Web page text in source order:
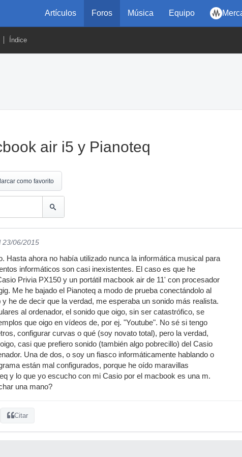
Artículos Foros Música Equipo
Índice
air i5 y Pianoteq
como favorito
23/06/2015
Hasta ahora no había utilizado nunca la informática musical para
informáticos son casi inexistentes. El caso es que he
Privia PX150 y un portátil macbook air de 11' con procesador
Me he bajado el Pianoteq a modo de prueba conectándolo al
he de decir que la verdad, me esperaba un sonido más realista.
al ordenador, el sonido que oigo, sin ser catastrófico, se
que oigo en vídeos de, por ej. "Youtube". No sé si tengo
configurar curvas o qué (soy novato total), pero la verdad,
casi que prefiero sonido (también algo pobrecillo) del Casio
Una de dos, o soy un fiasco informáticamente hablando o
están mal configurados, porque he oído maravillas
y lo que yo escucho con mi Casio por el macbook es una m.
una mano?
Citar